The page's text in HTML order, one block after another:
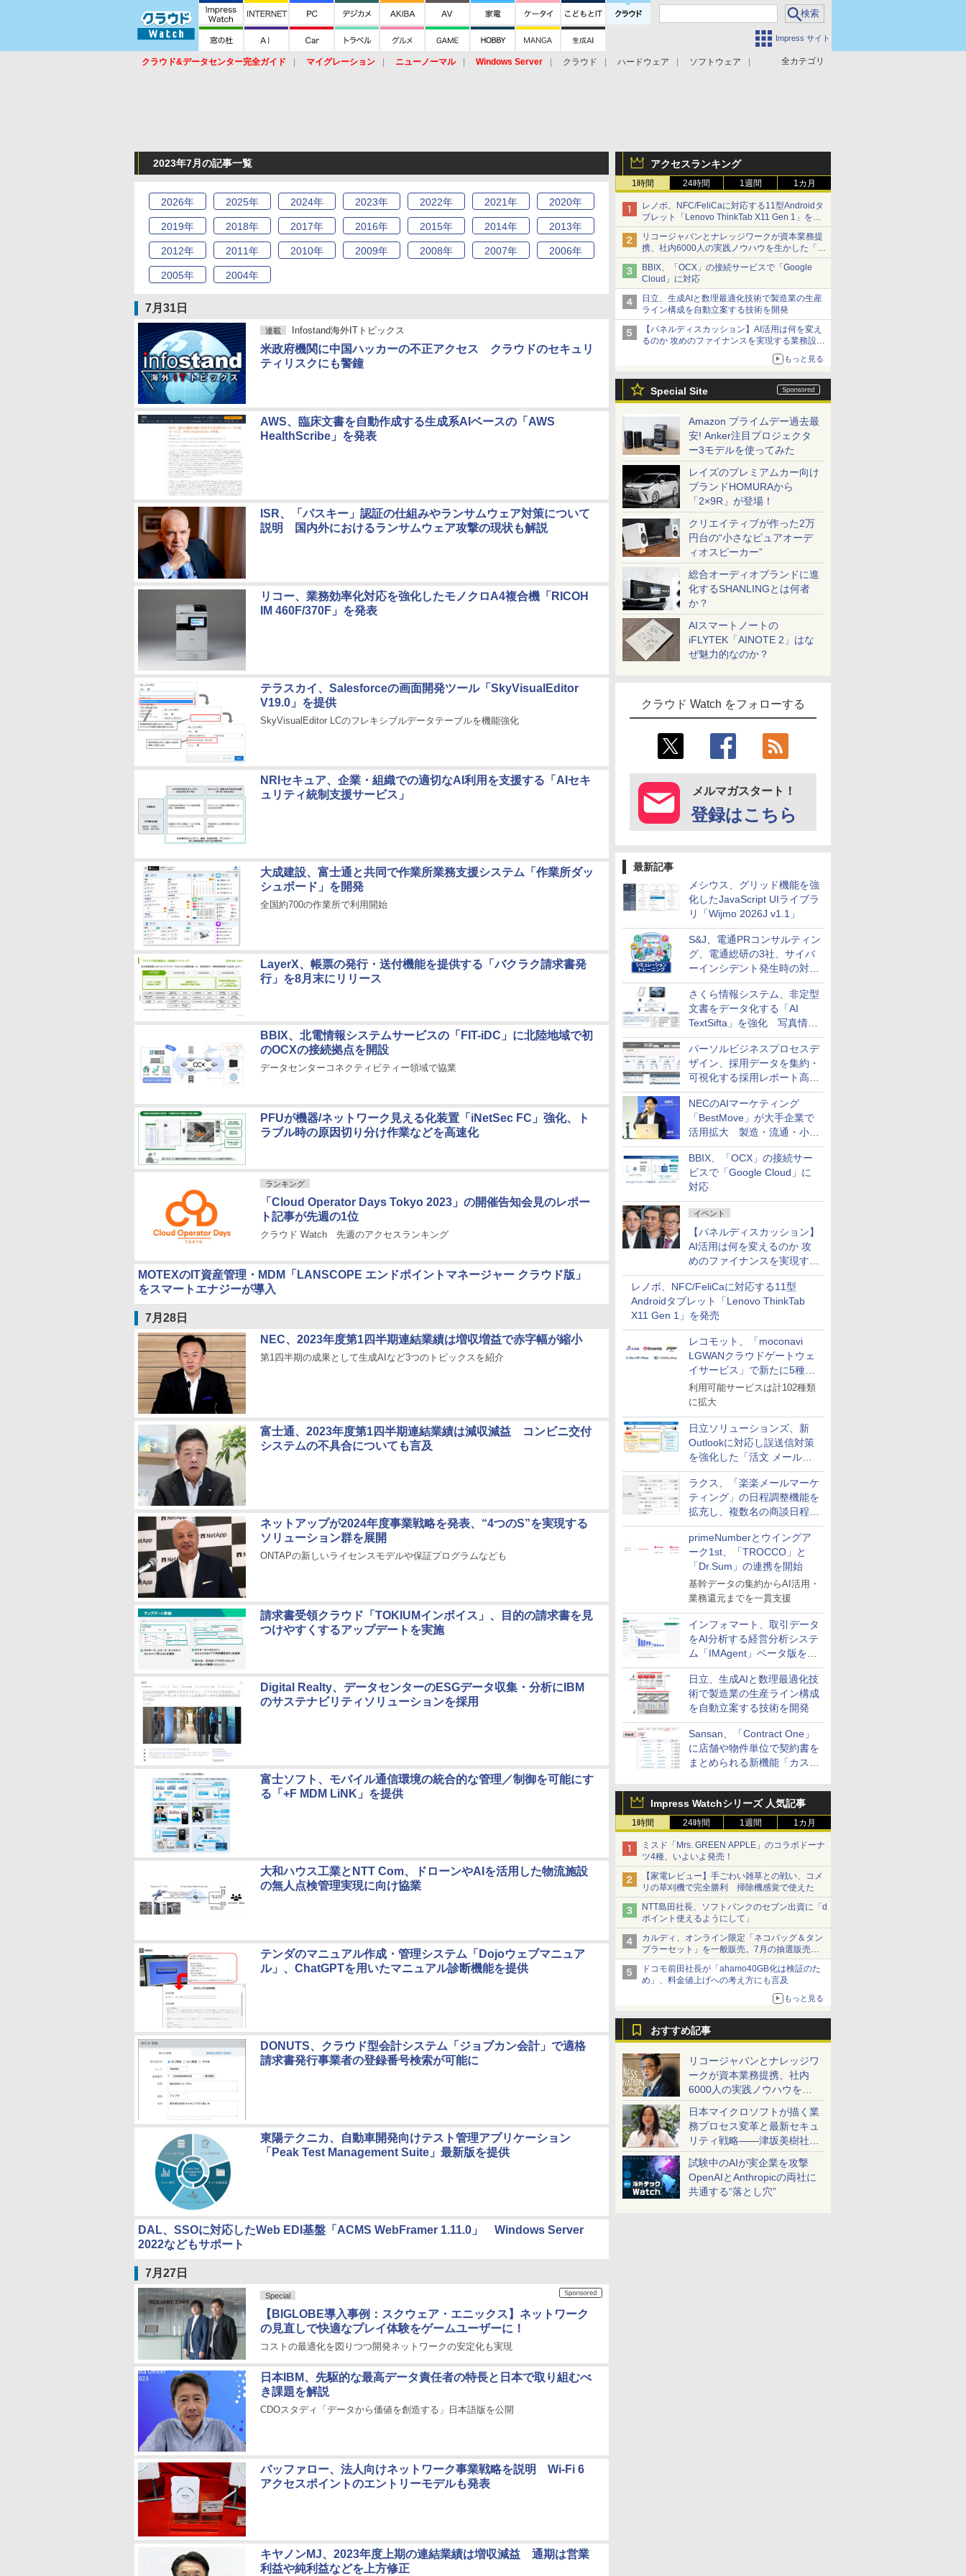
Impress サイト
全カテゴリ
クラウド&データセンター完全ガイド マイグレーション ニューノーマル Windows Server クラウド ハードウェア
ソフトウェア
アクセスランキング
1時間 24時間 1週間 1カ月
レノボ、NFC/FeliCaに対応する11型Androidタ
ブレット「Lenovo ThinkTab X11 Gen 1」を発
売
リコージャパンとナレッジワークが資本業務提
携、社内6000人の実践ノウハウを生かした「AI
商談記録 for RICOH」を展開へ
BBIX、「OCX」の接続サービスで「Google
Cloud」に対応
日立、生成AIと数理最適化技術で製造業の生産
ライン構成を自動立案する技術を開発
【パネルディスカッション】AI活用は何を変え
るのか 攻めのファイナンスを実現する業務設計
もっと見る
Special Site
Amazon プライムデー過去最
安! Anker注目プロジェクタ
ー3モデルを使ってみた
レイズのプレミアムカー向け
ブランドHOMURAから
「2×9R」が登場！
クリエイティブが作った2万
円台の“小さなピュアオーデ
ィオスピーカー”
総合オーディオブランドに進
化するSHANLINGとは何者
か？
AIスマートノートの
iFLYTEK「AINOTE 2」はな
ぜ魅力的なのか？
クラウド Watch をフォローする
メルマガスタート！
登録はこちら
最新記事
メシウス、グリッド機能を強
化したJavaScript UIライブラ
リ「Wijmo 2026J v1.1」
S&J、電通PRコンサルティン
グ、電通総研の3社、サイバ
ーインシデント発生時の対応
と危機管理広報を一体的に訓
練するプログラムを提供
さくら情報システム、非定型
文書をデータ化する「AI
TextSifta」を強化 写真情報
のデータ化などに対応
パーソルビジネスプロセスデ
ザイン、採用データを集約・
可視化する採用レポート高速
化サービスを提供
NECのAIマーケティング
「BestMove」が大手企業で
活用拡大 製造・流通・小売
企業・広告代理店などが実装
フェーズへ
BBIX、「OCX」の接続サー
ビスで「Google Cloud」に
対応
イベント
【パネルディスカッション】
AI活用は何を変えるのか 攻
めのファイナンスを実現する
業務設計とマインドセット変
革
レノボ、NFC/FeliCaに対応する11型
Androidタブレット「Lenovo ThinkTab
X11 Gen 1」を発売
レコモット、「moconavi
LGWANクラウドゲートウェ
イサービス」で新たに5種類
のサービスと連携開始
利用可能サービスは計102種類
に拡大
日立ソリューションズ、新
Outlookに対応し誤送信対策
を強化した「活文 メール誤
送信防止アドインサービス」
を提供
ラクス、「楽楽メールマーケ
ティング」の日程調整機能を
拡充し、複数名の商談日程調
整を効率化
primeNumberとウイングア
ーク1st、「TROCCO」と
「Dr.Sum」の連携を開始
基幹データの集約からAI活用・
業務還元までを一貫支援
インフォマート、取引データ
をAI分析する経営分析システ
ム「IMAgent」ベータ版を提
供
日立、生成AIと数理最適化技
術で製造業の生産ライン構成
を自動立案する技術を開発
Sansan、「Contract One」
に店舗や物件単位で契約書を
まとめられる新機能「カスタ
Impress Watchシリーズ 人気記事
1時間 24時間 1週間 1カ月
ミスド「Mrs. GREEN APPLE」のコラボドーナ
ツ4種、いよいよ発売！
【家電レビュー】手ごわい雑草との戦い、コメ
リの草刈機で完全勝利 掃除機感覚で使えた
NTT島田社長、ソフトバンクのセブン出資に「d
ポイント使えるようにして」
カルディ、オンライン限定「ネコバッグ＆タン
ブラーセット」を一般販売。7月の抽選販売の
当選無効分
ドコモ前田社長が「ahamo40GB化は検証のた
め」、料金値上げへの考え方にも言及
もっと見る
おすすめ記事
リコージャパンとナレッジワ
ークが資本業務提携、社内
6000人の実践ノウハウを生
かした「AI商談記録 for
RICOH」を展開へ
日本マイクロソフトが描く業
務プロセス変革と最新セキュ
リティ戦略――津坂美樹社長
が2027年度戦略を説明
試験中のAIが実企業を攻撃
OpenAIとAnthropicの両社に
共通する“落とし穴”
2023年7月の記事一覧
2026年 2025年 2024年 2023年 2022年 2021年 2020年
2019年 2018年 2017年 2016年 2015年 2014年 2013年
2012年 2011年 2010年 2009年 2008年 2007年 2006年
2005年 2004年
7月31日
連載 Infostand海外ITトピックス
米政府機関に中国ハッカーの不正アクセス クラウドのセキュリ
ティリスクにも警鐘
AWS、臨床文書を自動作成する生成系AIベースの「AWS
HealthScribe」を発表
ISR、「パスキー」認証の仕組みやランサムウェア対策について
説明 国内外におけるランサムウェア攻撃の現状も解説
リコー、業務効率化対応を強化したモノクロA4複合機「RICOH
IM 460F/370F」を発表
テラスカイ、Salesforceの画面開発ツール「SkyVisualEditor
V19.0」を提供
SkyVisualEditor LCのフレキシブルデータテーブルを機能強化
NRIセキュア、企業・組織での適切なAI利用を支援する「AIセキ
ュリティ統制支援サービス」
大成建設、富士通と共同で作業所業務支援システム「作業所ダッ
シュボード」を開発
全国約700の作業所で利用開始
LayerX、帳票の発行・送付機能を提供する「バクラク請求書発
行」を8月末にリリース
BBIX、北電情報システムサービスの「FIT-iDC」に北陸地域で初
のOCXの接続拠点を開設
データセンターコネクティビティー領域で協業
PFUが機器/ネットワーク見える化装置「iNetSec FC」強化、ト
ラブル時の原因切り分け作業などを高速化
ランキング
「Cloud Operator Days Tokyo 2023」の開催告知会見のレポー
ト記事が先週の1位
クラウド Watch 先週のアクセスランキング
MOTEXのIT資産管理・MDM「LANSCOPE エンドポイントマネージャー クラウド版」
をスマートエナジーが導入
7月28日
NEC、2023年度第1四半期連結業績は増収増益で赤字幅が縮小
第1四半期の成果として生成AIなど3つのトピックスを紹介
富士通、2023年度第1四半期連結業績は減収減益 コンビニ交付
システムの不具合についても言及
ネットアップが2024年度事業戦略を発表、“4つのS”を実現する
ソリューション群を展開
ONTAPの新しいライセンスモデルや保証プログラムなども
請求書受領クラウド「TOKIUMインボイス」、目的の請求書を見
つけやすくするアップデートを実施
Digital Realty、データセンターのESGデータ収集・分析にIBM
のサステナビリティソリューションを採用
富士ソフト、モバイル通信環境の統合的な管理／制御を可能にす
る「+F MDM LiNK」を提供
大和ハウス工業とNTT Com、ドローンやAIを活用した物流施設
の無人点検管理実現に向け協業
テンダのマニュアル作成・管理システム「Dojoウェブマニュア
ル」、ChatGPTを用いたマニュアル診断機能を提供
DONUTS、クラウド型会計システム「ジョブカン会計」で適格
請求書発行事業者の登録番号検索が可能に
東陽テクニカ、自動車開発向けテスト管理アプリケーション
「Peak Test Management Suite」最新版を提供
DAL、SSOに対応したWeb EDI基盤「ACMS WebFramer 1.11.0」 Windows Server
2022などもサポート
7月27日
Special
【BIGLOBE導入事例：スクウェア・エニックス】ネットワーク
の見直しで快適なプレイ体験をゲームユーザーに！
コストの最適化を図りつつ開発ネットワークの安定化も実現
日本IBM、先駆的な最高データ責任者の特長と日本で取り組むべ
き課題を解説
CDOスタディ「データから価値を創造する」日本語版を公開
バッファロー、法人向けネットワーク事業戦略を説明 Wi-Fi 6
アクセスポイントのエントリーモデルも発表
キヤノンMJ、2023年度上期の連結業績は増収減益 通期は営業
利益や純利益などを上方修正